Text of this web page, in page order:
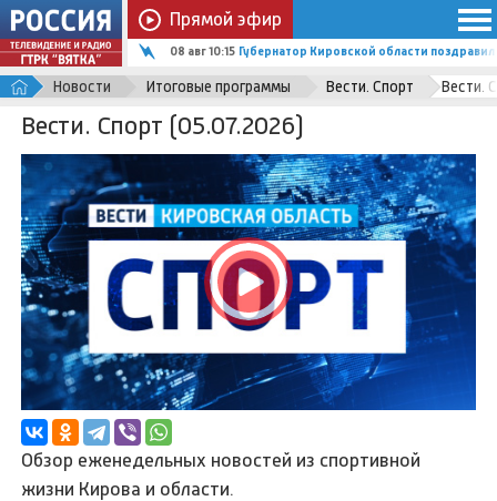
Прямой эфир
08 авг 10:15 Губернатор Кировской области
Новости Итоговые программы Вести. Спорт Вести.
Вести. Спорт (05.07.2026)
Обзор еженедельных новостей из спортивной
жизни Кирова и области.